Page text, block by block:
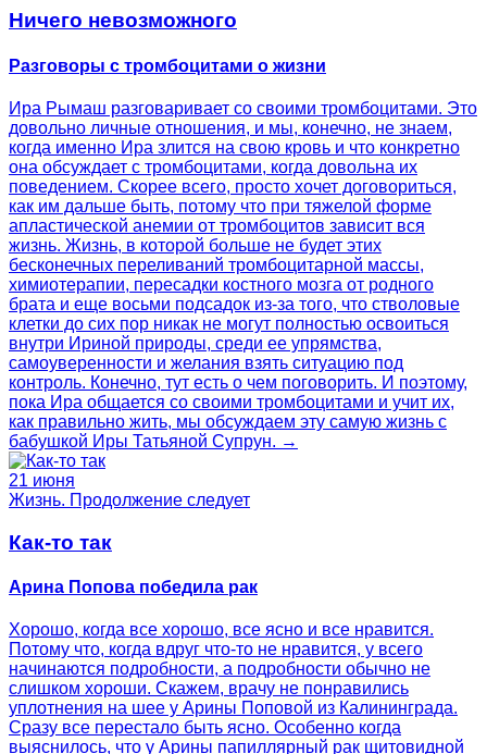
Ничего невозможного
Разговоры с тромбоцитами о жизни
Ира Рымаш разговаривает со своими тромбоцитами. Это
довольно личные отношения, и мы, конечно, не знаем,
когда именно Ира злится на свою кровь и что конкретно
она обсуждает с тромбоцитами, когда довольна их
поведением. Скорее всего, просто хочет договориться,
как им дальше быть, потому что при тяжелой форме
апластической анемии от тромбоцитов зависит вся
жизнь. Жизнь, в которой больше не будет этих
бесконечных переливаний тромбоцитарной массы,
химиотерапии, пересадки костного мозга от родного
брата и еще восьми подсадок из-за того, что стволовые
клетки до сих пор никак не могут полностью освоиться
внутри Ириной природы, среди ее упрямства,
самоуверенности и желания взять ситуацию под
контроль. Конечно, тут есть о чем поговорить. И поэтому,
пока Ира общается со своими тромбоцитами и учит их,
как правильно жить, мы обсуждаем эту самую жизнь с
бабушкой Иры Татьяной Супрун. →
21 июня
Жизнь. Продолжение следует
Как-то так
Арина Попова победила рак
Хорошо, когда все хорошо, все ясно и все нравится.
Потому что, когда вдруг что-то не нравится, у всего
начинаются подробности, а подробности обычно не
слишком хороши. Скажем, врачу не понравились
уплотнения на шее у Арины Поповой из Калининграда.
Сразу все перестало быть ясно. Особенно когда
выяснилось, что у Арины папиллярный рак щитовидной